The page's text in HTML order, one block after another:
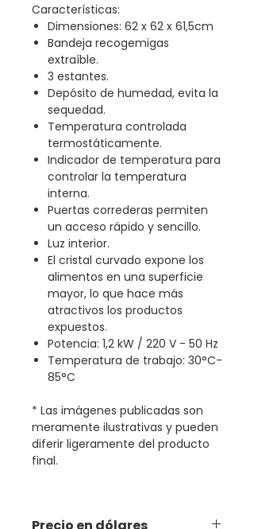
Características:
Dimensiones: 62 x 62 x 61,5cm
Bandeja recogemigas
extraíble.
3 estantes.
Depósito de humedad, evita la
sequedad.
Temperatura controlada
termostáticamente.
Indicador de temperatura para
controlar la temperatura
interna.
Puertas correderas permiten
un acceso rápido y sencillo.
Luz interior.
El cristal curvado expone los
alimentos en una superficie
mayor, lo que hace más
atractivos los productos
expuestos.
Potencia: 1,2 kW / 220 V - 50 Hz
Temperatura de trabajo: 30°C-
85°C
* Las imágenes publicadas son
meramente ilustrativas y pueden
diferir ligeramente del producto
final.
Precio en dólares